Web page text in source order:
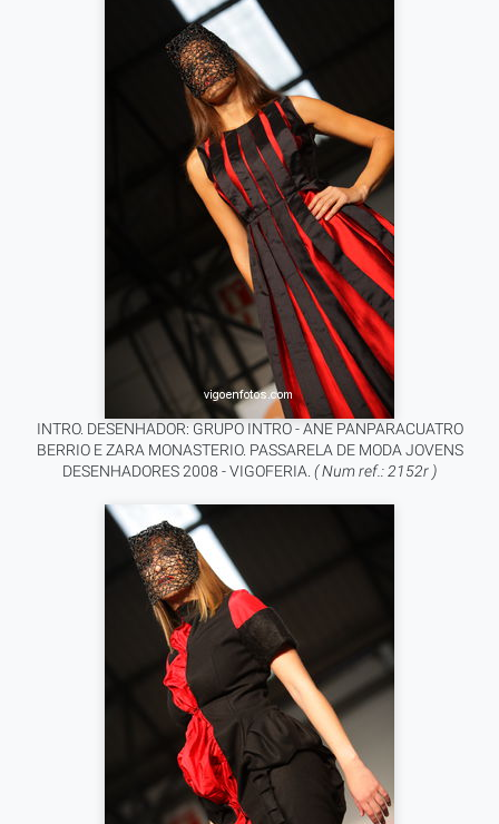
INTRO. DESENHADOR: GRUPO INTRO - ANE PANPARACUATRO
BERRIO E ZARA MONASTERIO. PASSARELA DE MODA JOVENS
DESENHADORES 2008 - VIGOFERIA. ( Num ref.: 2152r )